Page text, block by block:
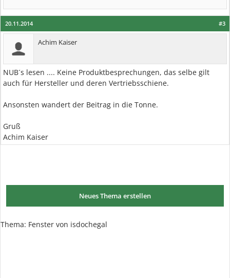
#3
20.11.2014
Achim Kaiser
NUB´s lesen .... Keine Produktbesprechungen, das selbe gilt
auch für Hersteller und deren Vertriebsschiene.
Ansonsten wandert der Beitrag in die Tonne.
Gruß
Achim Kaiser
Neues Thema erstellen
Thema: Fenster von isdochegal